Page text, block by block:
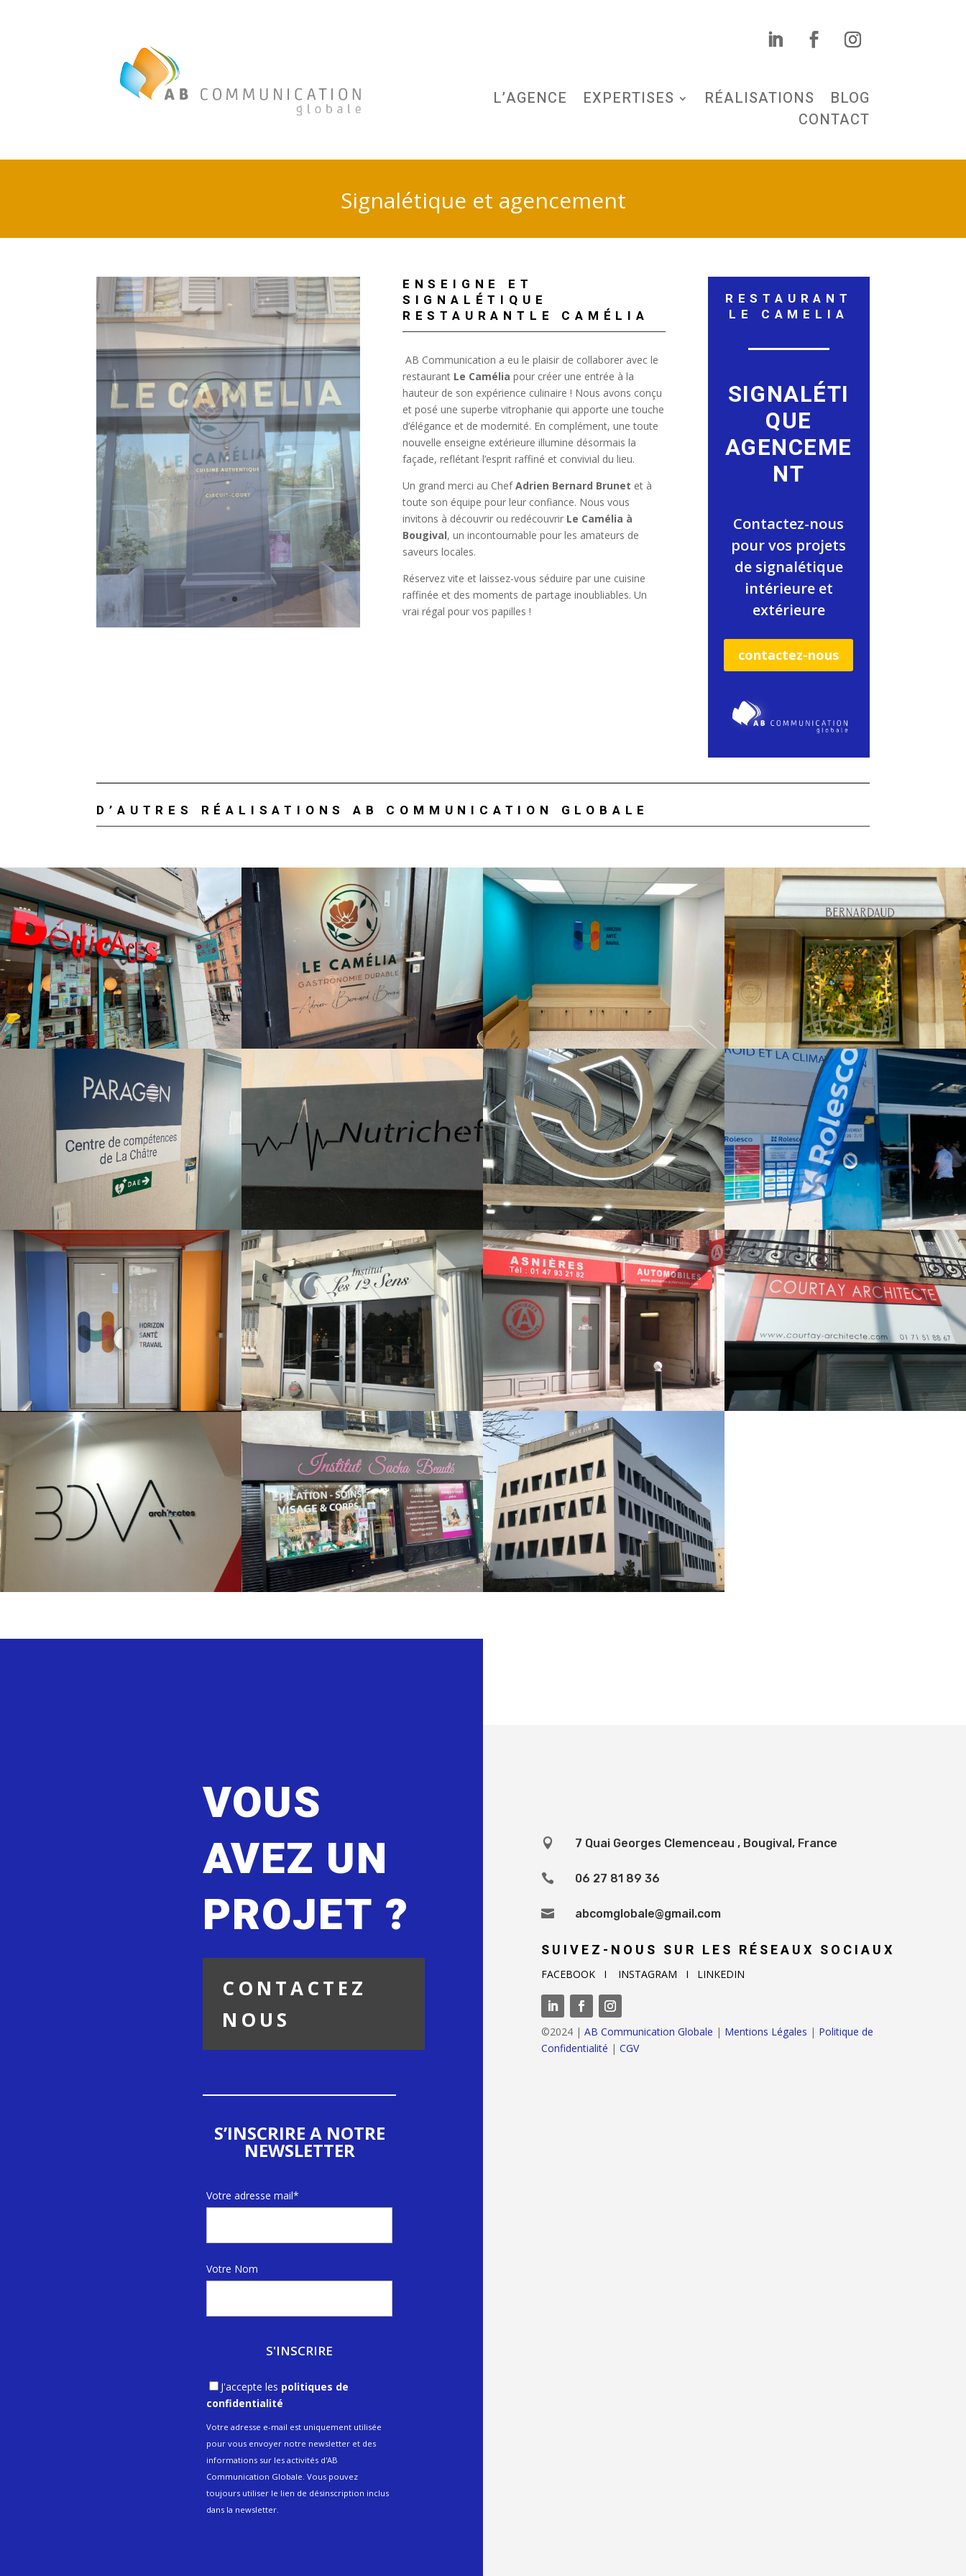
L’AGENCE EXPERTISES RÉALISATIONS
BLOG
CONTACT
Signalétique et agencement
ENSEIGNE ET
SIGNALÉTIQUE
RESTAURANTLE CAMÉLIA
AB Communication a eu le plaisir de collaborer avec le
restaurant Le Camélia pour créer une entrée à la
hauteur de son expérience culinaire ! Nous avons conçu
et posé une superbe vitrophanie qui apporte une touche
d’élégance et de modernité. En complément, une toute
nouvelle enseigne extérieure illumine désormais la
façade, reflétant l’esprit raffiné et convivial du lieu.
Un grand merci au ChefAdrien Bernard Brunet et à
toute son équipe pour leur confiance. Nous vous
invitons à découvrir ou redécouvrir Le Camélia à
Bougival, un incontournable pour les amateurs de
saveurs locales.
Réservez vite et laissez-vous séduire par une cuisine
raffinée et des moments de partage inoubliables. Un
vrai régal pour vos papilles !
RESTAURANT
LE CAMELIA
SIGNALÉTI
QUE
AGENCEME
NT
Contactez-nous
pour vos projets
de signalétique
intérieure et
extérieure
contactez-nous
D’AUTRES RÉALISATIONS AB COMMUNICATION GLOBALE
VOUS
AVEZ UN
PROJET ?
CONTACTEZ
NOUS
S’INSCRIRE A NOTRE
NEWSLETTER
Votre adresse mail*
Votre Nom
J'accepte les politiques de
confidentialité
Votre adresse e-mail est uniquement utilisée
pour vous envoyer notre newsletter et des
informations sur les activités d'AB
Communication Globale. Vous pouvez
toujours utiliser le lien de désinscription inclus
dans la newsletter.
 7 Quai Georges Clemenceau , Bougival, France
 06 27 81 89 36
 abcomglobale@gmail.com
SUIVEZ-NOUS SUR LES RÉSEAUX SOCIAUX
FACEBOOK I INSTAGRAM I LINKEDIN
©2024 | AB Communication Globale | Mentions Légales | Politique de
Confidentialité | CGV